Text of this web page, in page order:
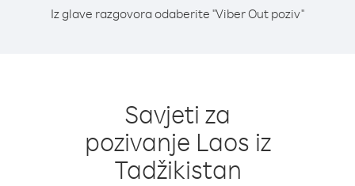
Iz glave razgovora odaberite "Viber Out poziv"
Savjeti za
pozivanje Laos iz
Tadžikistan